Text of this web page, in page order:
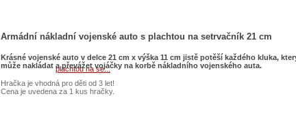
Armádní nákladní vojenské auto s plachtou na setrvačník 21 cm
Krásné vojenské auto v delce 21 cm x výška 11 cm jistě potěší každého kluka,
může nakládat a převážet vojáčky na korbě nákladního vojenského auta.
Hračka je vhodná pro děti od 3 let!
Cena je uvedena za 1 kus hračky.